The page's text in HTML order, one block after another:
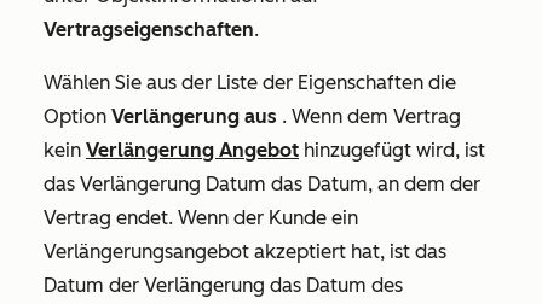
Vertragseigenschaften.
Wählen Sie aus der Liste der Eigenschaften die
Option Verlängerung aus . Wenn dem Vertrag
kein Verlängerung Angebot hinzugefügt wird, ist
das Verlängerung Datum das Datum, an dem der
Vertrag endet. Wenn der Kunde ein
Verlängerungsangebot akzeptiert hat, ist das
Datum der Verlängerung das Datum des